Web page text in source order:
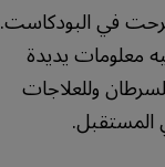
في البودكاست.
معلومات يديدة
وللعلاجات
المستقبل.